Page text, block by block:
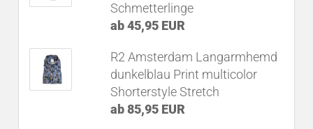
Schmetterlinge
ab 45,95 EUR
R2 Amsterdam Langarmhemd
dunkelblau Print multicolor
Shorterstyle Stretch
ab 85,95 EUR